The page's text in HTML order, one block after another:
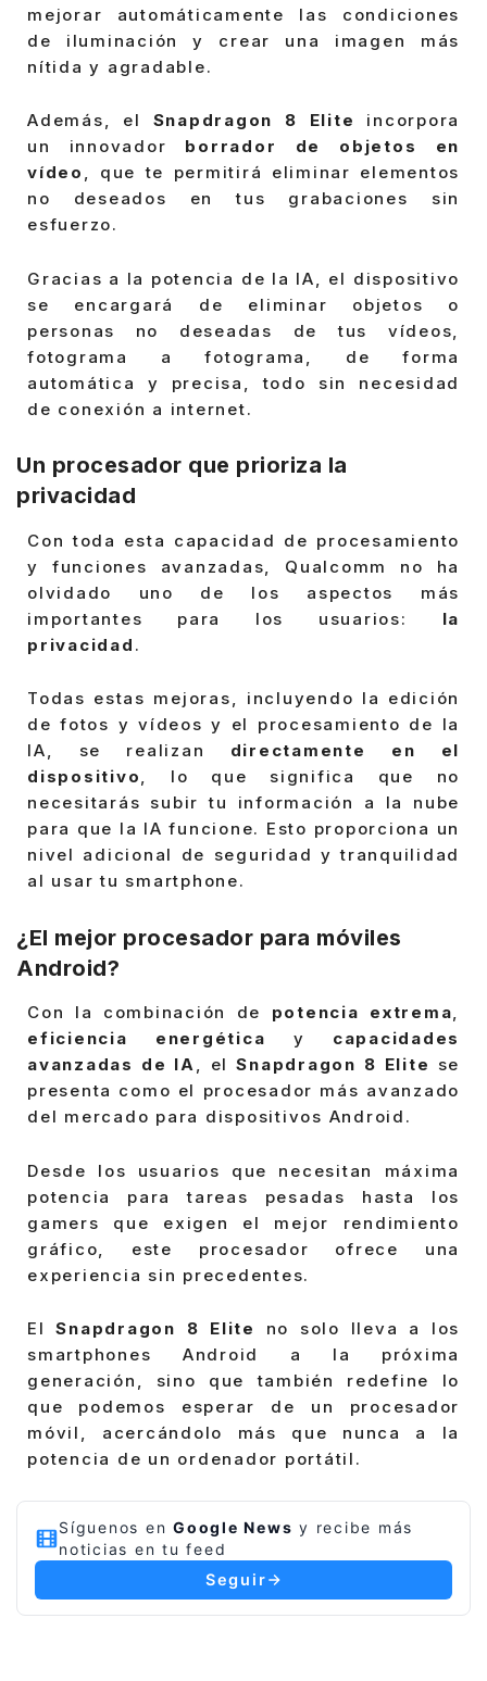
mejorar automáticamente las condiciones
de iluminación y crear una imagen más
nítida y agradable.
Además, el Snapdragon 8 Elite
incorpora
un innovador borrador de objetos en
vídeo , que te permitirá eliminar elementos
no deseados en tus grabaciones sin
esfuerzo.
Gracias a la potencia de la IA, el dispositivo
se encargará de eliminar objetos o
personas no deseadas de tus vídeos,
fotograma a fotograma, de forma
automática y precisa, todo sin necesidad
de conexión a internet.
Un procesador que prioriza la
privacidad
Con toda esta capacidad de procesamiento
y funciones avanzadas, Qualcomm no ha
olvidado uno de los aspectos más
importantes para los usuarios: la
privacidad .
Todas estas mejoras, incluyendo la edición
de fotos y vídeos y el procesamiento de la
IA, se realizan directamente en el
dispositivo, lo que significa que no
necesitarás subir tu información a la nube
para que la IA funcione. Esto proporciona un
nivel adicional de seguridad y tranquilidad
al usar tu smartphone.
¿El mejor procesador para móviles
Android?
Con la combinación de potencia extrema,
eficiencia energética y capacidades
avanzadas de IA, elSnapdragon 8 Elite se
presenta como el procesador más avanzado
del mercado para dispositivos Android.
Desde los usuarios que necesitan máxima
potencia para tareas pesadas hasta los
gamers que exigen el mejor rendimiento
gráfico, este procesador ofrece una
experiencia sin precedentes.
ElSnapdragon 8 Elite
no solo lleva a los
smartphones Android a la próxima
generación, sino que también redefine lo
que podemos esperar de un procesador
móvil, acercándolo más que nunca a la
potencia de un ordenador portátil.
Síguenos en Google News y recibe más
noticias en tu feed
Seguir